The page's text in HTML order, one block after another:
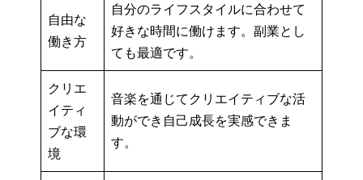
自由な
働き方
自分のライフスタイルに合わせて
好きな時間に働けます。副業とし
ても最適です。
クリエ
イティ
ブな環
境
音楽を通じてクリエイティブな活
動ができ自己成長を実感できま
す。